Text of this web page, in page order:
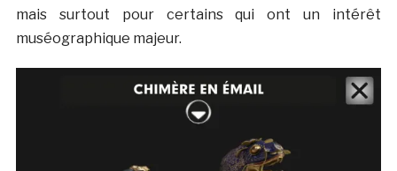
mais surtout pour certains qui ont un intérêt
muséographique majeur.